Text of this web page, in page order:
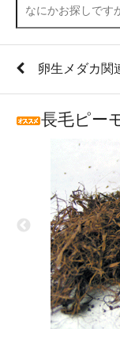
卵生メダカ関
長毛ピー